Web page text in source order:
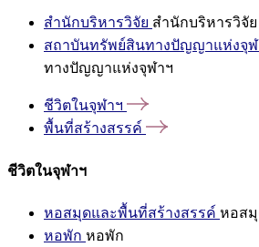
สำนักบริหารวิจัย สำนักบริหารวิจัย
สถาบันทรัพย์สินทางปัญญาแห่งจุฬ
ทางปัญญาแห่งจุฬาฯ
ชีวิตในจุฬาฯ
พื้นที่สร้างสรรค์
ชีวิตในจุฬาฯ
หอสมุดและพื้นที่สร้างสรรค์ หอสมุ
หอพัก หอพัก